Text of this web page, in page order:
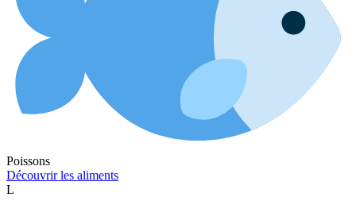
Poissons
Découvrir les aliments
L